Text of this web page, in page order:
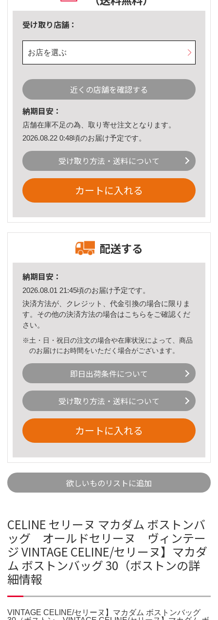
受け取り店舗：
お店を選ぶ
近くの店舗を確認する
納期目安：
店舗在庫不足の為、取り寄せ注文となります。
2026.08.22 0:48頃のお届け予定です。
受け取り方法・送料について
カートに入れる
配送する
納期目安：
2026.08.01 21:45頃のお届け予定です。
決済方法が、クレジット、代金引換の場合に限りま
す。その他の決済方法の場合はこちら をご確認くだ
さい。
※土・日・祝日の注文の場合や在庫状況によって、商品
のお届けにお時間をいただく場合がございます。
即日出荷条件について
受け取り方法・送料について
カートに入れる
欲しいものリストに追加
CELINE セリーヌ マカダム ボストンバ
ッグ オールドセリーヌ ヴィンテー
ジ VINTAGE CELINE/セリーヌ】マカダ
ム ボストンバッグ 30（ボストンの詳
細情報
VINTAGE CELINE/セリーヌ】マカダム ボストンバッグ